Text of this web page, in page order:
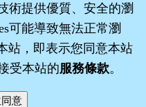
©2008～2026
術提供優質、安全的瀏
可能導致無法正常瀏
站，即表示您同意本站
受本站的服務條款。